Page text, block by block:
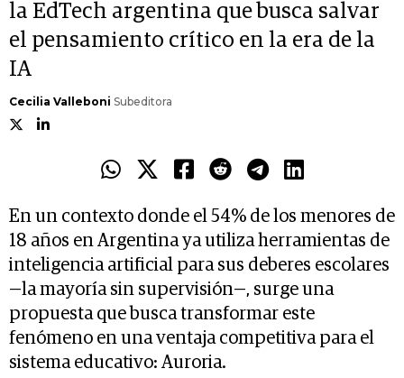
la EdTech argentina que busca salvar
el pensamiento crítico en la era de la
IA
Cecilia Valleboni Subeditora
En un contexto donde el 54% de los menores de
18 años en Argentina ya utiliza herramientas de
inteligencia artificial para sus deberes escolares
—la mayoría sin supervisión—, surge una
propuesta que busca transformar este
fenómeno en una ventaja competitiva para el
sistema educativo: Auroria.